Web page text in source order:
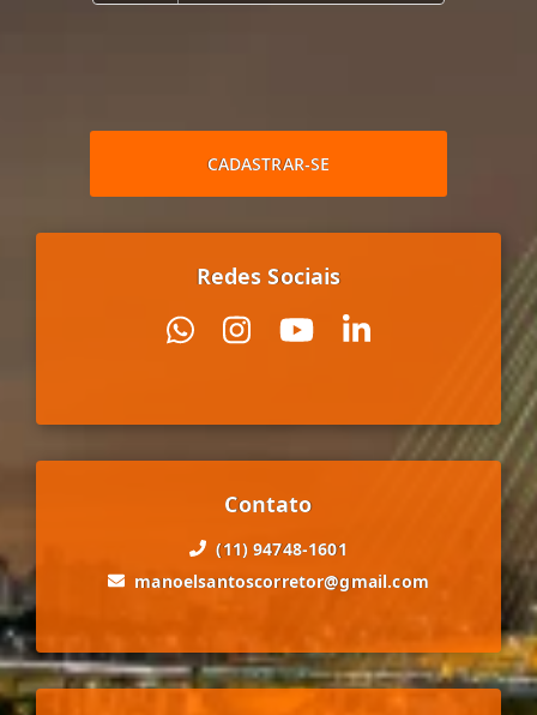
CADASTRAR-SE
Redes Sociais
Contato
(11) 94748-1601
manoelsantoscorretor@gmail.com